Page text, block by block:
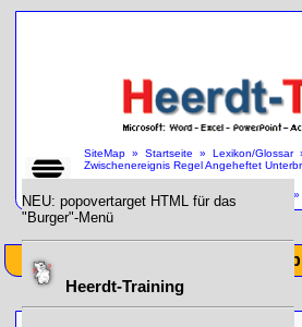
NEU: popovertarget HTML für das
"Burger"-Menü
Heerdt-Training
SiteMap »Startseite »Lexikon/Glossar
Zwischenereignis Regel Angeheftet
Boundary Event Conditional Interrupting
Start